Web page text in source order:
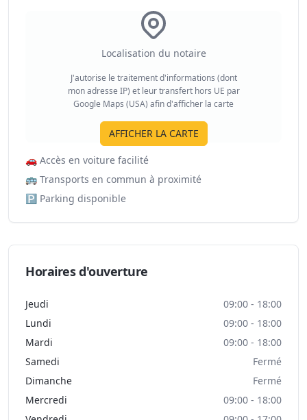
Localisation du notaire
J'autorise le traitement d'informations (dont
mon adresse IP) et leur transfert hors UE par
Google Maps (USA) afin d'afficher la carte
AFFICHER LA CARTE
🚗 Accès en voiture facilité
🚌 Transports en commun à proximité
🅿️ Parking disponible
Horaires d'ouverture
Jeudi
09:00 - 18:00
Lundi
09:00 - 18:00
Mardi
09:00 - 18:00
Samedi
Fermé
Dimanche
Fermé
Mercredi
09:00 - 18:00